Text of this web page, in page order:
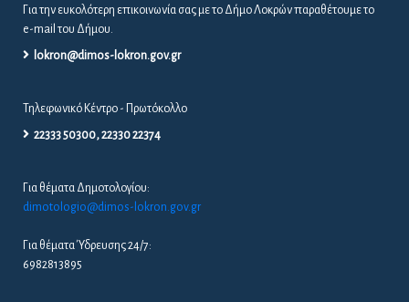
Για την ευκολότερη επικοινωνία σας με το Δήμο Λοκρών παραθέτουμε το
e-mail του Δήμου.
lokron@dimos-lokron.gov.gr
Τηλεφωνικό Κέντρο - Πρωτόκολλο
22333 50300, 22330 22374
Για θέματα Δημοτολογίου:
dimotologio@dimos-lokron.gov.gr
Για θέματα Ύδρευσης 24/7:
6982813895